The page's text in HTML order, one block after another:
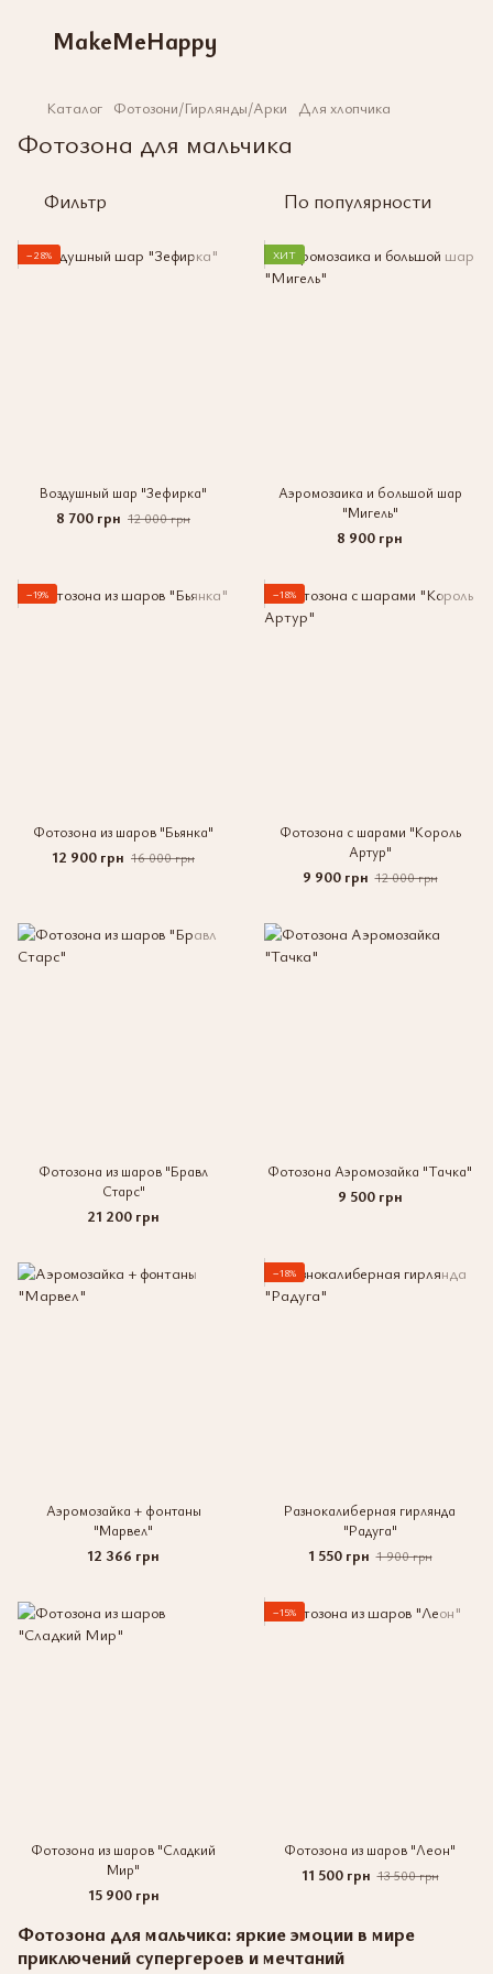
MakeMeHappy
Каталог Фотозони/Гирлянды/Арки Для хлопчика
Фотозона для мальчика
Фильтр По популярности
−28%
Воздушный шар "Зефирка"
8 700 грн 12 000 грн
ХИТ
Аэромозаика и большой шар
"Мигель"
8 900 грн
−19%
Фотозона из шаров "Бьянка"
12 900 грн 16 000 грн
−18%
Фотозона с шарами "Король
Артур"
9 900 грн 12 000 грн
Фотозона из шаров "Бравл
Старс"
21 200 грн
Фотозона Аэромозайка "Тачка"
9 500 грн
Аэромозайка + фонтаны
"Марвел"
12 366 грн
−18%
Разнокалиберная гирлянда
"Радуга"
1 550 грн 1 900 грн
Фотозона из шаров "Сладкий
Мир"
15 900 грн
−15%
Фотозона из шаров "Леон"
11 500 грн 13 500 грн
Фотозона для мальчика: яркие эмоции в мире
приключений супергероев и мечтаний